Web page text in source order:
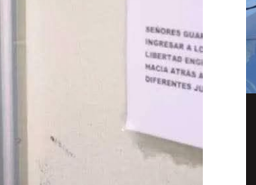
de Fuego retorna a parámetros
tras 50 horas de actividad